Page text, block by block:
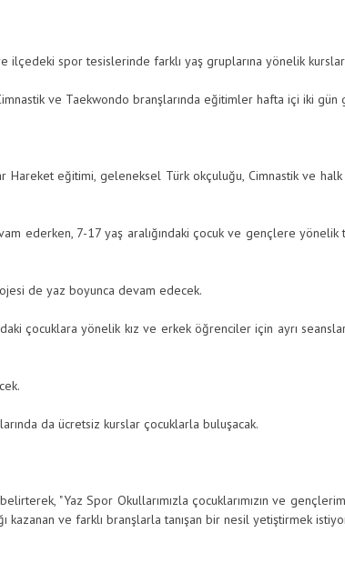
ilçedeki spor tesislerinde farklı yaş gruplarına yönelik
ve Taekwondo branşlarında eğitimler hafta içi iki
eğitimi, geleneksel Türk okçuluğu, Cimnastik ve halk
ederken, 7-17 yaş aralığındaki çocuk ve gençlere
de yaz boyunca devam edecek.
çocuklara yönelik kız ve erkek öğrenciler için ayrı
da ücretsiz kurslar çocuklarla buluşacak.
"Yaz Spor Okullarımızla çocuklarımızın ve
kazanan ve farklı branşlarla tanışan bir nesil yetiştirmek